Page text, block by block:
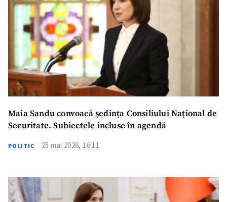
Maia Sandu convoacă ședința Consiliului Național de
Securitate. Subiectele incluse în agendă
POLITIC 25 mai 2026, 16:11